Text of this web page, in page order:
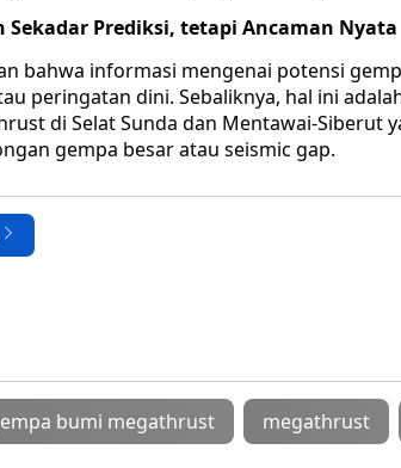
Prediksi, tetapi Ancaman Nyata
bahwa informasi mengenai potensi
peringatan dini. Sebaliknya, hal ini
di Selat Sunda dan Mentawai-Siberut
gempa besar atau seismic gap.
bumi megathrust megathrust